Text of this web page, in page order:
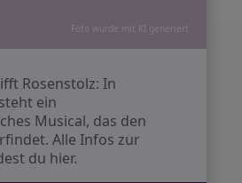
Foto wurde mit KI generiert
Rosenstolz: In
ein
Musical, das den
Alle Infos zur
du hier.